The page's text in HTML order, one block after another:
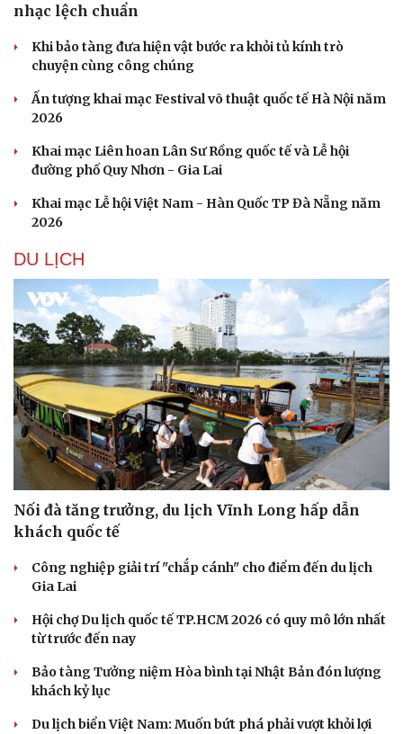
Ăn sạch sống khỏe
nhạc lệch chuẩn
Khi bảo tàng đưa hiện vật bước ra khỏi tủ kính trò
chuyện cùng công chúng
Ấn tượng khai mạc Festival võ thuật quốc tế Hà Nội năm
2026
Khai mạc Liên hoan Lân Sư Rồng quốc tế và Lễ hội
đường phố Quy Nhơn - Gia Lai
Khai mạc Lễ hội Việt Nam - Hàn Quốc TP Đà Nẵng năm
2026
DU LỊCH
Nối đà tăng trưởng, du lịch Vĩnh Long hấp dẫn
khách quốc tế
Công nghiệp giải trí "chắp cánh" cho điểm đến du lịch
Gia Lai
Hội chợ Du lịch quốc tế TP.HCM 2026 có quy mô lớn nhất
từ trước đến nay
Bảo tàng Tưởng niệm Hòa bình tại Nhật Bản đón lượng
khách kỷ lục
Du lịch biển Việt Nam: Muốn bứt phá phải vượt khỏi lợi